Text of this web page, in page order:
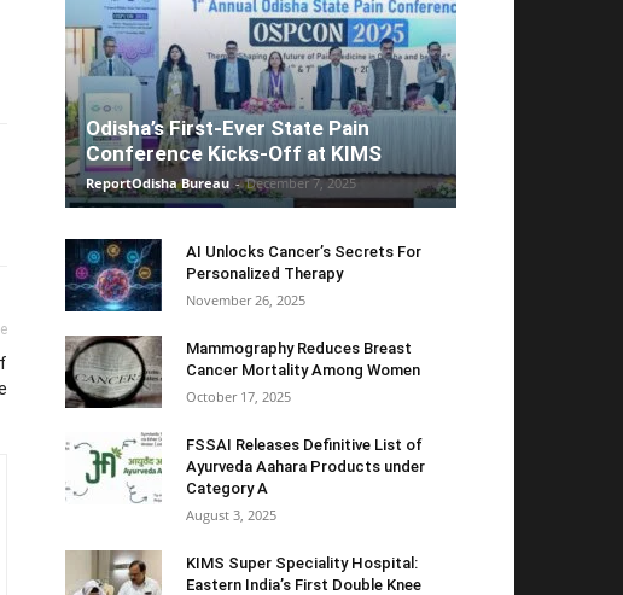
Odisha’s First-Ever State Pain
Conference Kicks-Off at KIMS
ReportOdisha Bureau - December 7, 2025
AI Unlocks Cancer’s Secrets For
Personalized Therapy
November 26, 2025
Mammography Reduces Breast
Cancer Mortality Among Women
October 17, 2025
FSSAI Releases Definitive List of
Ayurveda Aahara Products under
Category A
August 3, 2025
KIMS Super Speciality Hospital:
Eastern India’s First Double Knee